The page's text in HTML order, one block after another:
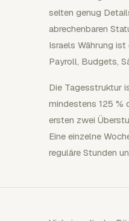
selten genug
abrechenbaren
Israels Währung
Payroll, Budgets,
Die Tagesstruktur
mindestens 125 %
ersten zwei
Eine einzelne
reguläre Stunden